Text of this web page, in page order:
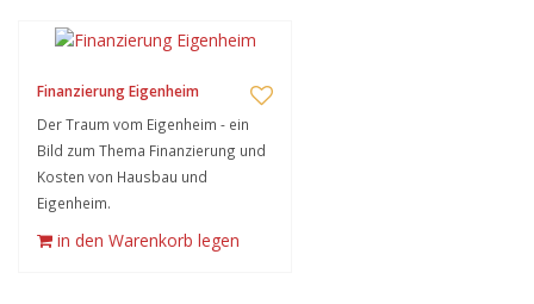
Finanzierung Eigenheim
Der Traum vom Eigenheim - ein
Bild zum Thema Finanzierung und
Kosten von Hausbau und
Eigenheim.
in den Warenkorb legen